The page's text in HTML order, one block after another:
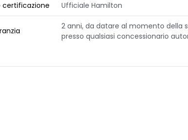
certificazione Ufficiale Hamilton
2 anni, da datare al momento della
presso qualsiasi concessionario